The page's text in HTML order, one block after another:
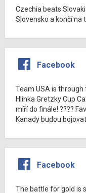
Czechia beats
Slovensko a končí na
Facebook
Team USA is through
Hlinka Gretzky Cup
míří do finále! ????
Kanady budou
Facebook
The battle for gold is